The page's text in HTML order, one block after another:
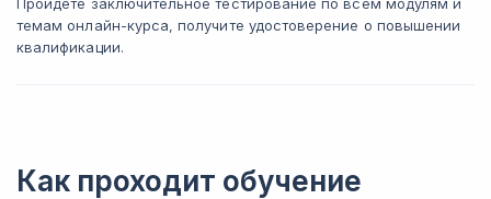
темам онлайн-курса, получите удостоверение о повышении
квалификации.
Как проходит обучение